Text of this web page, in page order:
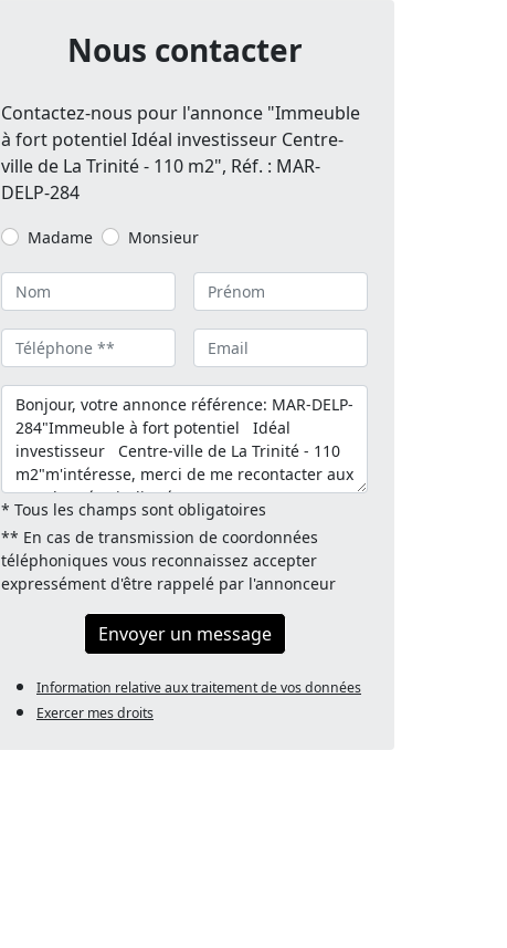
Nous contacter
Contactez-nous pour l'annonce "Immeuble
à fort potentiel Idéal investisseur Centre-
ville de La Trinité - 110 m2", Réf. : MAR-
DELP-284
Madame Monsieur
* Tous les champs sont obligatoires
** En cas de transmission de coordonnées
téléphoniques vous reconnaissez accepter
expressément d'être rappelé par l'annonceur
Envoyer un message
Information relative aux traitement de vos données
Exercer mes droits